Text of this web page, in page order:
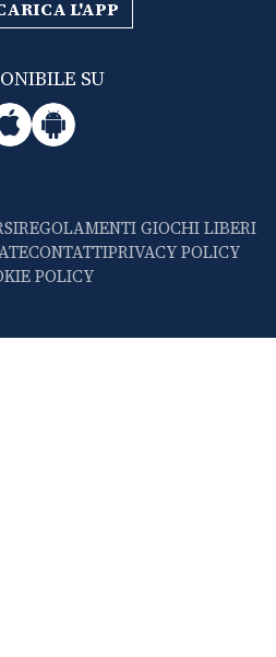
L'APP
SU
REGOLAMENTI GIOCHI LIBERI
CONTATTIPRIVACY POLICY
POLICY